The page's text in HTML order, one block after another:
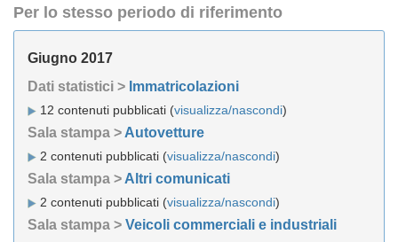
Per lo stesso periodo di riferimento
Giugno 2017
Dati statistici > Immatricolazioni
12 contenuti pubblicati (visualizza/nascondi)
Sala stampa > Autovetture
2 contenuti pubblicati (visualizza/nascondi)
Sala stampa > Altri comunicati
2 contenuti pubblicati (visualizza/nascondi)
Sala stampa > Veicoli commerciali e industriali